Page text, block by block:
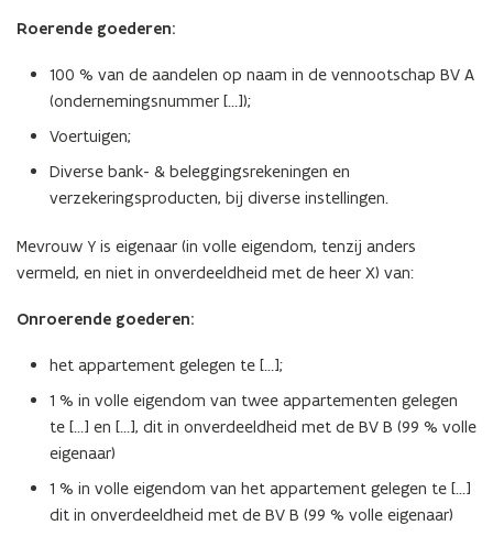
Roerende goederen:
100 % van de aandelen op naam in de vennootschap BV A
(ondernemingsnummer […]);
Voertuigen;
Diverse bank- & beleggingsrekeningen en
verzekeringsproducten, bij diverse instellingen.
Mevrouw Y is eigenaar (in volle eigendom, tenzij anders
vermeld, en niet in onverdeeldheid met de heer X) van:
Onroerende goederen:
het appartement gelegen te […];
1 % in volle eigendom van twee appartementen gelegen
te […] en […], dit in onverdeeldheid met de BV B (99 % volle
eigenaar)
1 % in volle eigendom van het appartement gelegen te […]
dit in onverdeeldheid met de BV B (99 % volle eigenaar)